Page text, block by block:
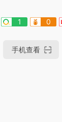
1 0
手机查看